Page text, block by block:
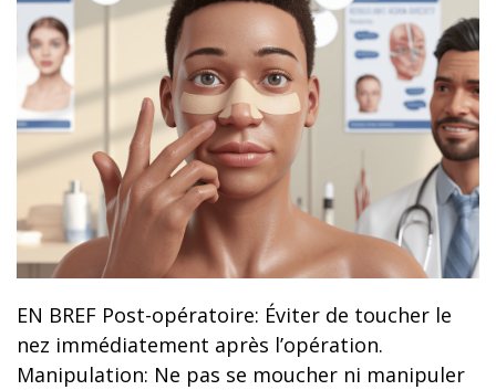
EN BREF Post-opératoire: Éviter de toucher le
nez immédiatement après l’opération.
Manipulation: Ne pas se moucher ni manipuler